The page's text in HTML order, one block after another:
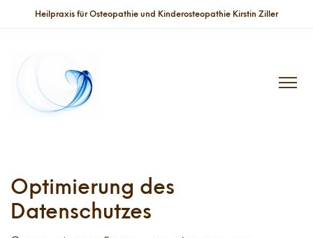
Heilpraxis für Osteopathie und Kinderosteopathie Kirstin Ziller
Optimierung des
Datenschutzes